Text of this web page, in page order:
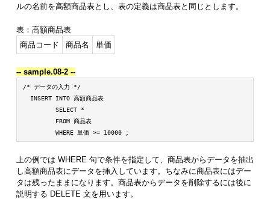
ルの名前を高額商品表とし、表の定義は商品表と同じとします。
表：高額商品表
商品コード
商品名 単価
-- sample.08-2 --
/* データの入力 */
  INSERT INTO 高額商品表
         SELECT *
         FROM 商品表
上の例では WHERE 句で条件を指定して、商品表からデータを抽出
し高額商品表にデータを挿入しています。ちなみに商品表にはデー
タは残ったままになります。商品表からデータを削除するには後に
説明する DELETE 文を用います。